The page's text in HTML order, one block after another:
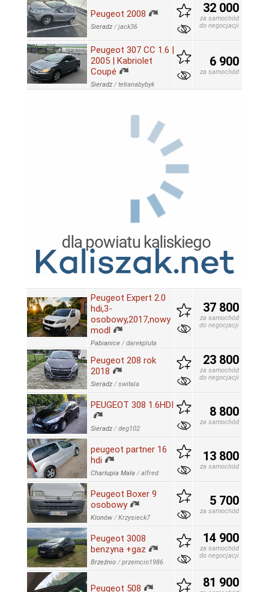
Peugeot 2008
Sieradz /jack36
32 000
za samochód
do negocjacji
Peugeot 307 CC 1.6 |
2005 | Kabriolet
Coupé
Sieradz /tetianabybyk
6 900
za samochód
Peugeot Expert 2.0
hdi,3-
osobowy,2017,nowy
modl
Pabianice /darekpluta
37 800
za samochód
do negocjacji
Peugeot 208 rok
2018
Sieradz /switala
23 800
za samochód
do negocjacji
PEUGEOT 308 1.6HDI
Sieradz /deg102
8 800
za samochód
peugeot partner 16
hdi
Charłupia Mała /alfred
13 800
za samochód
Peugeot Boxer 9
osobowy
Klonów /Krzysieck7
5 700
za samochód
Peugeot 3008
benzyna +gaz
Brzeźnio /przemcio1986
14 900
za samochód
do negocjacji
Peugeot 508 81 900